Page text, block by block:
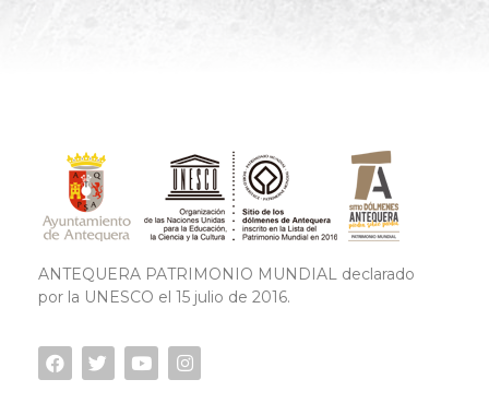
ANTEQUERA PATRIMONIO MUNDIAL declarado
por la UNESCO el 15 julio de 2016.